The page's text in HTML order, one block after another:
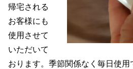
帰宅される
お客様にも
使用させて
いただいて
おります。季節関係なく毎日使